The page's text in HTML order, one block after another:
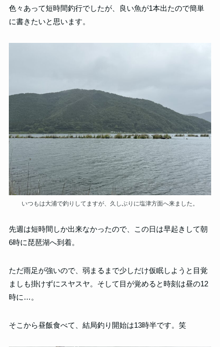
色々あって短時間釣行でしたが、良い魚が1本出たので簡単
に書きたいと思います。
いつもは大浦で釣りしてますが、久しぶりに塩津方面へ来ました。
先週は短時間しか出来なかったので、この日は早起きして朝
6時に琵琶湖へ到着。
ただ雨足が強いので、弱まるまで少しだけ仮眠しようと目覚
ましも掛けずにスヤスヤ。そして目が覚めると時刻は昼の12
時に…。
そこから昼飯食べて、結局釣り開始は13時半です。笑